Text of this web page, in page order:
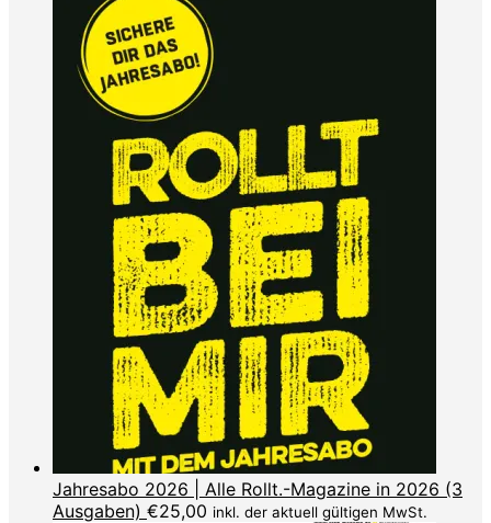
Jahresabo 2026 | Alle Rollt.-Magazine in 2026 (3
Ausgaben) €25,00 inkl. der aktuell gültigen MwSt.